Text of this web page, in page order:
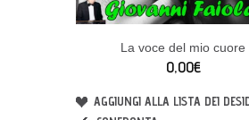
La voce del mio cuore
0,00€
AGGIUNGI ALLA LISTA DEI